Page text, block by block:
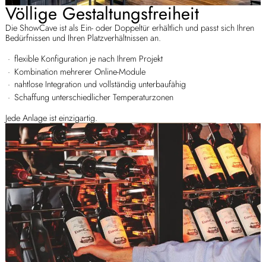
Völlige Gestaltungsfreiheit
Die ShowCave ist als Ein- oder Doppeltür erhältlich und passt sich Ihren
Bedürfnissen und Ihren Platzverhältnissen an.
flexible Konfiguration je nach Ihrem Projekt
Kombination mehrerer Online-Module
nahtlose Integration und vollständig unterbaufähig
Schaffung unterschiedlicher Temperaturzonen
Jede Anlage ist einzigartig.